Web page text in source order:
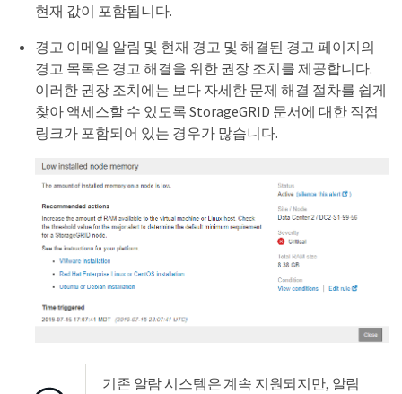
현재 값이 포함됩니다.
경고 이메일 알림 및 현재 경고 및 해결된 경고 페이지의
경고 목록은 경고 해결을 위한 권장 조치를 제공합니다.
이러한 권장 조치에는 보다 자세한 문제 해결 절차를 쉽게
찾아 액세스할 수 있도록 StorageGRID 문서에 대한 직접
링크가 포함되어 있는 경우가 많습니다.
기존 알람 시스템은 계속 지원되지만, 알림